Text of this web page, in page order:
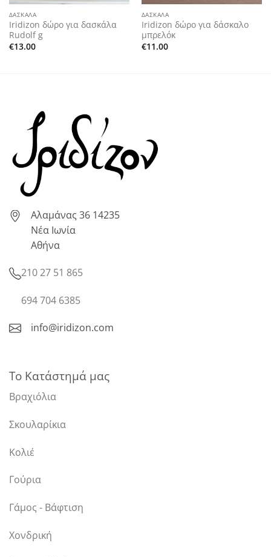
ΔΑΣΚΑΛΑ
Iridizon δώρο για δασκάλα
Rudolf g
€13.00
ΔΑΣΚΑΛΑ
Iridizon δώρο για δάσκαλο
μπρελόκ
€11.00
Αλαμάνας 36 14235
Νέα Ιωνία
Αθήνα
210 27 51 865
694 704 6385
info@iridizon.com
Το Κατάστημά μας
Βραχιόλια
Σκουλαρίκια
Κολιέ
Γούρια
Γάμος - Βάφτιση
Χονδρική